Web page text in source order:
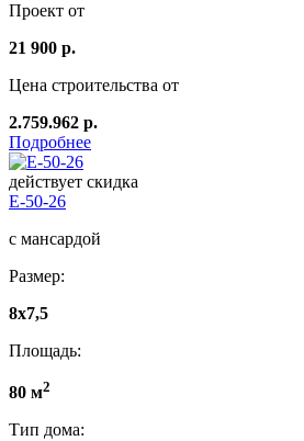
Проект от
21 900 р.
Цена строительства от
2.759.962 р.
Подробнее
действует скидка
E-50-26
с мансардой
Размер:
8x7,5
Площадь:
80 м2
Тип дома: